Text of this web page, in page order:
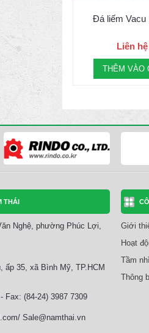
Đá liếm Vacu
Liên hệ
THÊM VÀO
THÁI
Nghệ, phường Phúc Lợi,
35, xã Bình Mỹ, TP.HCM
Fax: (84-24) 3987 7309
Sale@namthai.vn
Giới
Hoạt
Tầm
Thông